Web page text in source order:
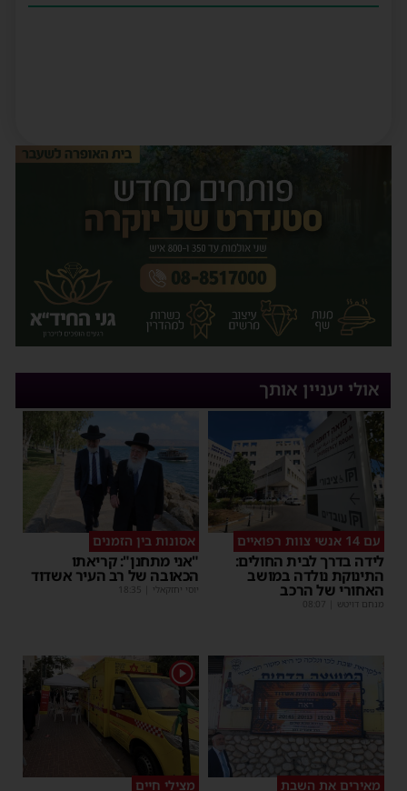
אולי יעניין אותך
עם 14 אנשי צוות רפואיים
לידה בדרך לבית החולים:
התינוקת נולדה במושב
האחורי של הרכב
מנחם דויטש 08:07
אסונות בין הזמנים
"אני מתחנן": קריאתו
הכאובה של רב העיר אשדוד
יוסי יחזקאלי 18:35
מאירים את השבת
1
מצילי חיים